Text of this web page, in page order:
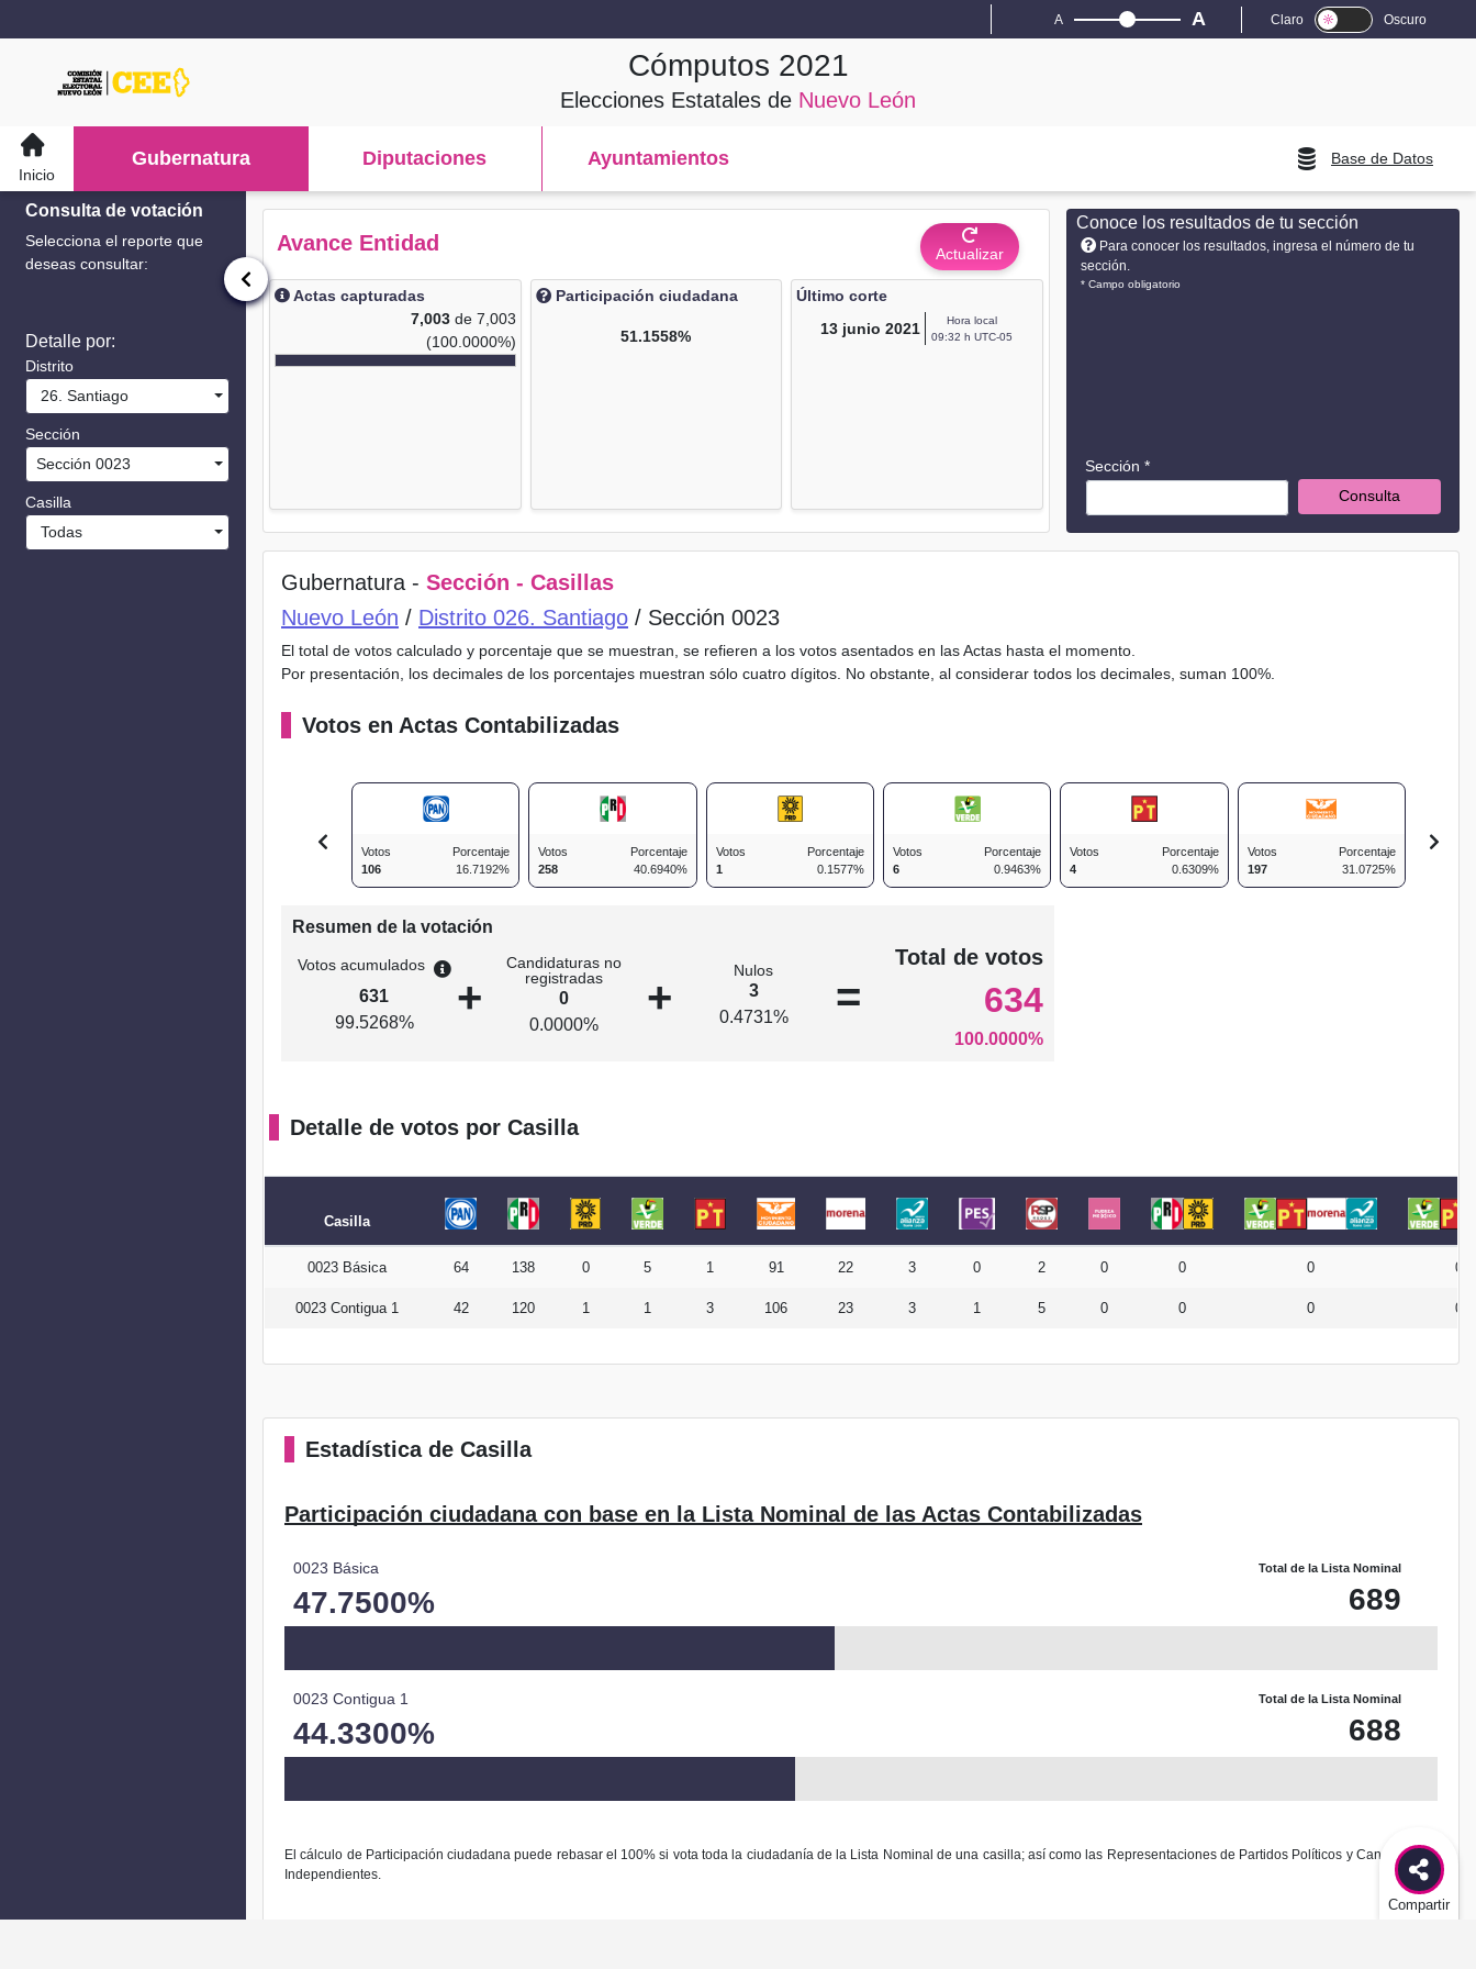
Compartir
A A Claro Oscuro
Cómputos 2021
Elecciones Estatales de Nuevo León
Inicio
Gubernatura Diputaciones Ayuntamientos Base de Datos
Consulta de votación
Selecciona el reporte que
deseas consultar:
Detalle por:
Distrito
26. Santiago
Sección
Sección 0023
Casilla
Todas
Avance Entidad Actualizar
Actas capturadas
7,003 de 7,003
(100.0000%)
Participación ciudadana
51.1558%
Último corte
13 junio 2021
Hora local
09:32 h UTC-05
Conoce los resultados de tu sección
Para conocer los resultados, ingresa el número de tu
sección.
* Campo obligatorio
Sección *
Consulta
Gubernatura - Sección - Casillas
Nuevo León / Distrito 026. Santiago / Sección 0023
El total de votos calculado y porcentaje que se muestran, se refieren a los votos asentados en las Actas hasta el momento.
Por presentación, los decimales de los porcentajes muestran sólo cuatro dígitos. No obstante, al considerar todos los decimales, suman 100%.
Votos en Actas Contabilizadas
Votos
106
Porcentaje
16.7192%
Votos
258
Porcentaje
40.6940%
Votos
1
Porcentaje
0.1577%
Votos
6
Porcentaje
0.9463%
Votos
4
Porcentaje
0.6309%
Votos
197
Porcentaje
31.0725%
Votos
Resumen de la votación
Votos acumulados
631
99.5268%
+
Candidaturas no
registradas
0
0.0000%
+
Nulos
3
0.4731%
=
Total de votos
634
100.0000%
Detalle de votos por Casilla
Casilla
0023 Básica 64 138 0 5 1 91 22 3 0 2 0 0 0 0
0023 Contigua 1 42 120 1 1 3 106 23 3 1 5 0 0 0 0
Estadística de Casilla
Participación ciudadana con base en la Lista Nominal de las Actas Contabilizadas
0023 Básica
47.7500%
Total de la Lista Nominal
689
0023 Contigua 1
44.3300%
Total de la Lista Nominal
688
El cálculo de Participación ciudadana puede rebasar el 100% si vota toda la ciudadanía de la Lista Nominal de una casilla; así como las Representaciones de Partidos Políticos y Candidaturas
Independientes.